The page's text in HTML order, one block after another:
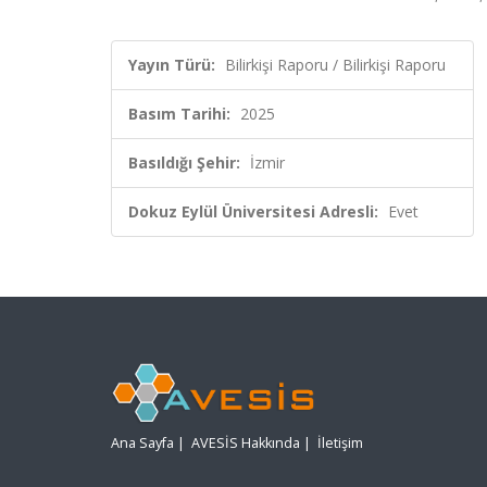
Yayın Türü: Bilirkişi Raporu / Bilirkişi Raporu
Basım Tarihi: 2025
Basıldığı Şehir: İzmir
Dokuz Eylül Üniversitesi Adresli: Evet
Ana Sayfa | AVESİS Hakkında | İletişim